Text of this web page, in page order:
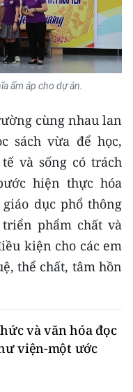
ấm áp cho dự án.
cùng nhau lan
sách vừa để học,
và sống có trách
hiện thực hóa
dục phổ thông
phẩm chất và
kiện cho các em
thể chất, tâm hồn
và văn hóa đọc
viện-một ước